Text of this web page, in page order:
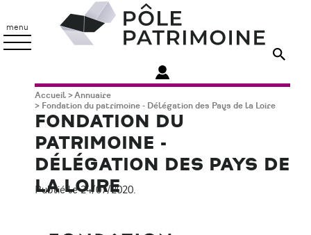
contenu
principal
menu
Patrimoine
Fil
d'Ariane
Accueil
Annuaire
Fondation du patrimoine - Délégation des Pays de la Loire
FONDATION DU
PATRIMOINE -
DÉLÉGATION DES PAYS DE
LA LOIRE
Publié le 24/07/2020.